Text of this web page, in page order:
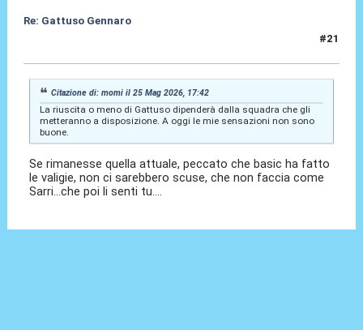
Re: Gattuso Gennaro
#21
Citazione di: momi il 25 Mag 2026, 17:42
La riuscita o meno di Gattuso dipenderà dalla squadra che gli
metteranno a disposizione. A oggi le mie sensazioni non sono
buone.
Se rimanesse quella attuale, peccato che basic ha fatto
le valigie, non ci sarebbero scuse, che non faccia come
Sarri...che poi li senti tu....